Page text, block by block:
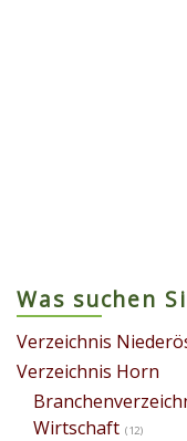
Was suchen
Verzeichnis
Verzeichnis Horn
Wirtschaft (12)